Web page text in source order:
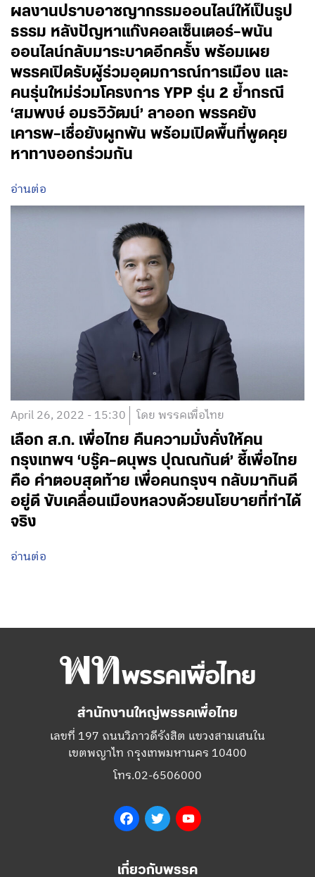
ผลงานปราบอาชญากรรมออนไลน์ให้เป็นรูป
ธรรม หลังปัญหาแก๊งคอลเซ็นเตอร์–พนัน
ออนไลน์กลับมาระบาดอีกครั้ง พร้อมเผย
พรรคเปิดรับผู้ร่วมอุดมการณ์การเมือง และ
คนรุ่นใหม่ร่วมโครงการ YPP รุ่น 2 ย้ำกรณี
‘สมพงษ์ อมรวิวัฒน์’ ลาออก พรรคยัง
เคารพ–เชื่อยังผูกพัน พร้อมเปิดพื้นที่พูดคุย
หาทางออกร่วมกัน
อ่านต่อ
April 26, 2022 - 15:30 โดย พรรคเพื่อไทย
เลือก ส.ก. เพื่อไทย คืนความมั่งคั่งให้คน
กรุงเทพฯ ‘บรู๊ค–ดนุพร ปุณณกันต์’ ชี้เพื่อไทย
คือ คำตอบสุดท้าย เพื่อคนกรุงฯ กลับมากินดี
อยู่ดี ขับเคลื่อนเมืองหลวงด้วยนโยบายที่ทำได้
จริง
อ่านต่อ
สำนักงานใหญ่พรรคเพื่อไทย
เลขที่ 197 ถนนวิภาวดีรังสิต แขวงสามเสนใน
เขตพญาไท กรุงเทพมหานคร 10400
โทร.02-6506000
FacebookTwitter
เกี่ยวกับพรรค